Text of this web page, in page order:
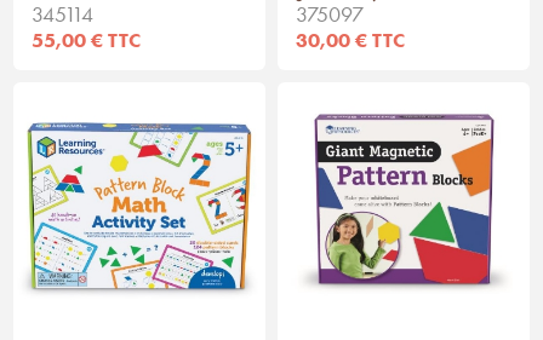
345114
55,00 € TTC
375097
30,00 € TTC